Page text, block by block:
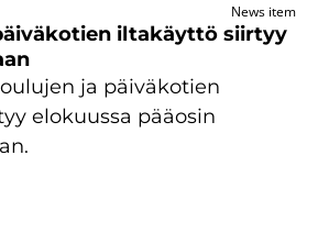
News item
iltakäyttö siirtyy
ja päiväkotien
elokuussa pääosin